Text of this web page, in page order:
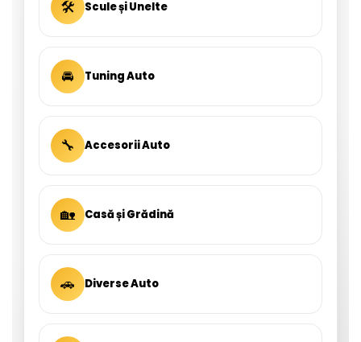
🛠 Scule și Unelte
🚘 Tuning Auto
🔧 Accesorii Auto
🏡 Casă și Grădină
🚗 Diverse Auto